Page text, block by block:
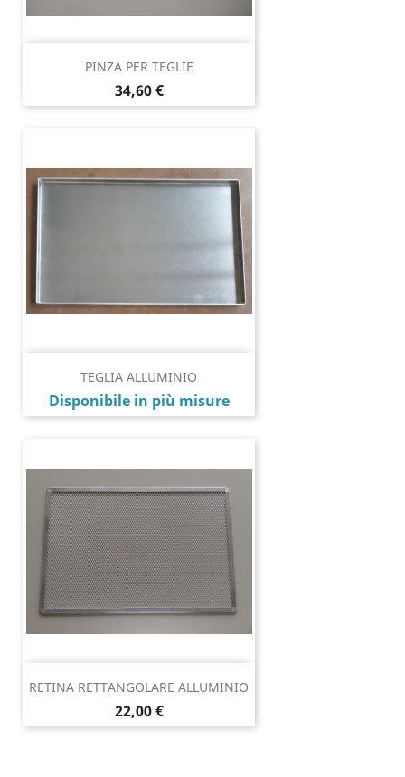
PINZA PER TEGLIE
Prezzo
34,60 €
TEGLIA ALLUMINIO
Prezzo
Disponibile in più misure
RETINA RETTANGOLARE ALLUMINIO
Prezzo
22,00 €